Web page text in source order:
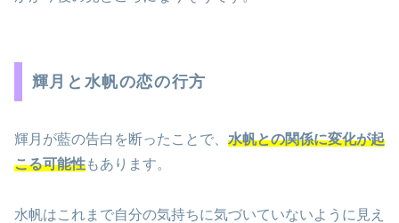
輝月と水帆の恋の行方
輝月が藍の告白を断ったことで、 水帆との関係に変化が起
こる可能性もあります。
水帆はこれまで自分の気持ちに気づいていないように見え